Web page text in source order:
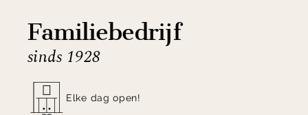
Familiebedrijf
sinds 1928
Elke dag open!